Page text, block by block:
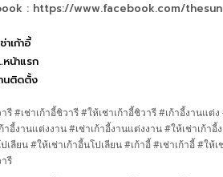
: https://www.facebook.com/
าเก้าอี้
น้าแรก
นติดตั้ง
รี #เช่าเก้าอี้ชิวารี #ให้เช่าเก้าอี้ชิวารี #เก้าอี้งานแ
าอี้งานแต่งงาน #เช่าเก้าอี้งานแต่งงาน #ให้เช่าเก้า
เลียน #ให้เช่าเก้าอี้นโปเลียน #เก้าอี้ #เช่าเก้าอี้ #ให้
รี